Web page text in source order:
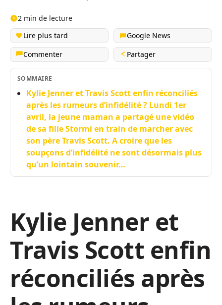
2 min de lecture
Lire plus tard
Google News
Commenter
Partager
SOMMAIRE
Kylie Jenner et Travis Scott enfin réconciliés
après les rumeurs d’infidélité ? Lundi 1er
avril, la jeune maman a partagé une vidéo
de sa fille Stormi en train de marcher avec
son père Travis Scott. A croire que les
soupçons d’infidélité ne sont désormais plus
qu’un lointain souvenir…
Kylie Jenner et
Travis Scott enfin
réconciliés après